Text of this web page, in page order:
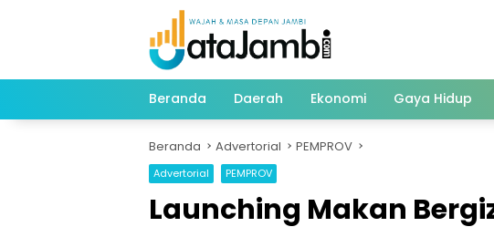
Beranda Daerah Ekonomi Gaya Hidup
Beranda Advertorial PEMPROV
Advertorial PEMPROV
Launching Makan